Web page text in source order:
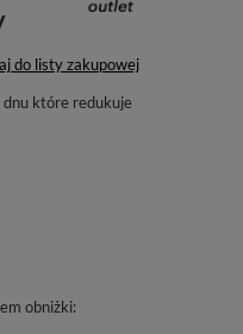
do listy zakupowej
dnu które redukuje
obniżki: